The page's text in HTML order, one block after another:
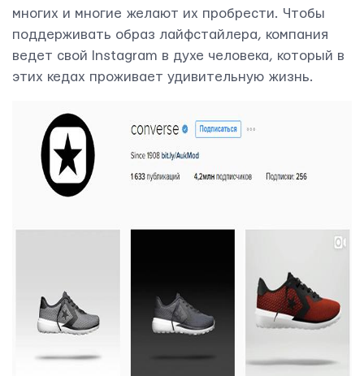
многих и многие желают их пробрести. Чтобы
поддерживать образ лайфстайлера, компания
ведет свой Instagram в духе человека, который в
этих кедах проживает удивительную жизнь.